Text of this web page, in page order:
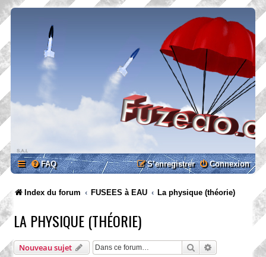
FAQ Connexion
S’enregistrer
Index du forum FUSEES à EAU La physique (théorie)
LA PHYSIQUE (THÉORIE)
Nouveau sujet RechercherRecherche